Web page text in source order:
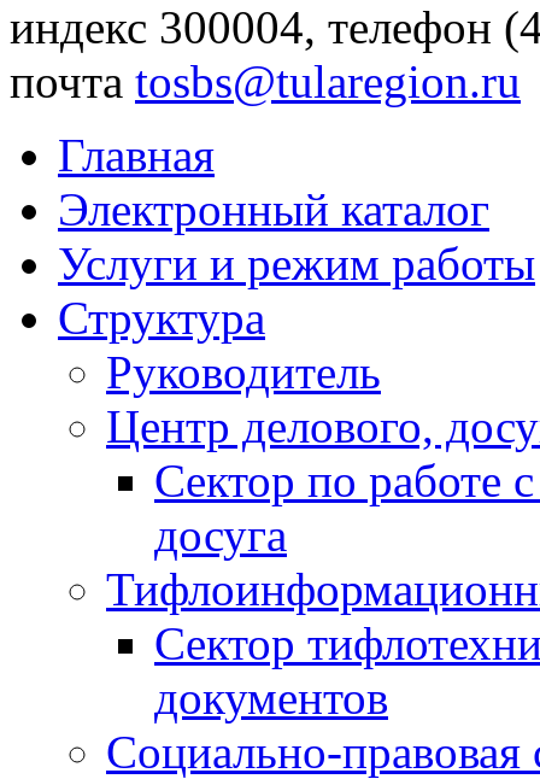
индекс 300004, телефон
почта tosbs@tularegion.ru
Главная
Электронный каталог
Услуги и режим работы
Структура
Руководитель
Центр делового,
Сектор по работе
досуга
Сектор
документов
Социально-правовая